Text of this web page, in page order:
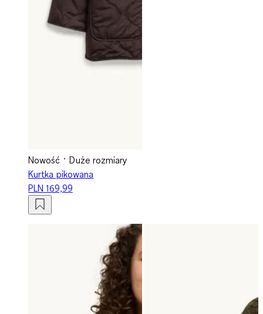
Nowość
Duże rozmiary
Kurtka pikowana
PLN 169,99